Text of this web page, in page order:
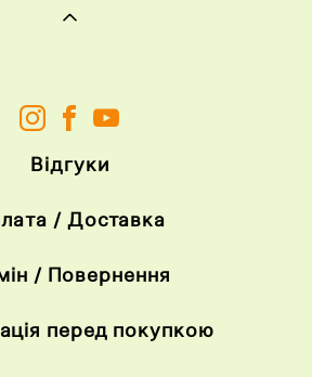
Відгуки
/ Доставка
/ Повернення
перед покупкою